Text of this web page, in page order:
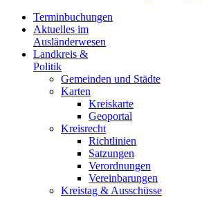
Terminbuchungen
Aktuelles im
Ausländerwesen
Landkreis &
Politik
Gemeinden und Städte
Karten
Kreiskarte
Geoportal
Kreisrecht
Richtlinien
Satzungen
Verordnungen
Vereinbarungen
Kreistag & Ausschüsse